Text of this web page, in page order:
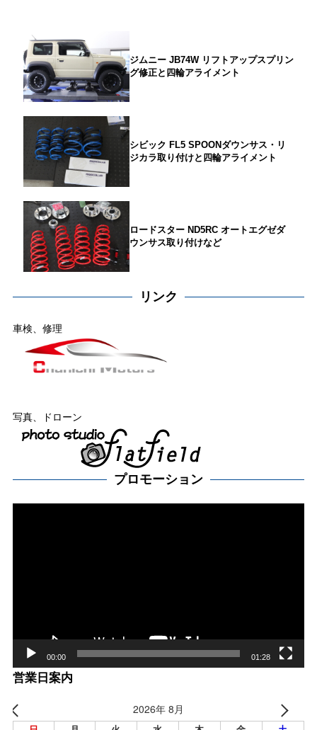
ジムニー JB74W リフトアップスプリン
グ修正と四輪アライメント
シビック FL5 SPOONダウンサス・リ
ジカラ取り付けと四輪アライメント
ロードスター ND5RC オートエグゼダ
ウンサス取り付けなど
リンク
車検、修理
写真、ドローン
プロモーション
00:00 01:28
営業日案内
2026年 8月